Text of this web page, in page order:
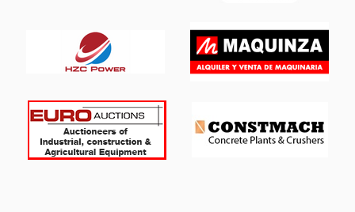
International 633
International 733
International 986
Kgs 1670